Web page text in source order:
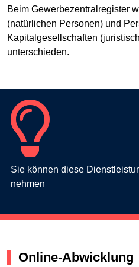
Beim Gewerbezentralregister
(natürlichen Personen) und
Kapitalgesellschaften
unterschieden.
Sie können diese
nehmen
Online-Abwicklung